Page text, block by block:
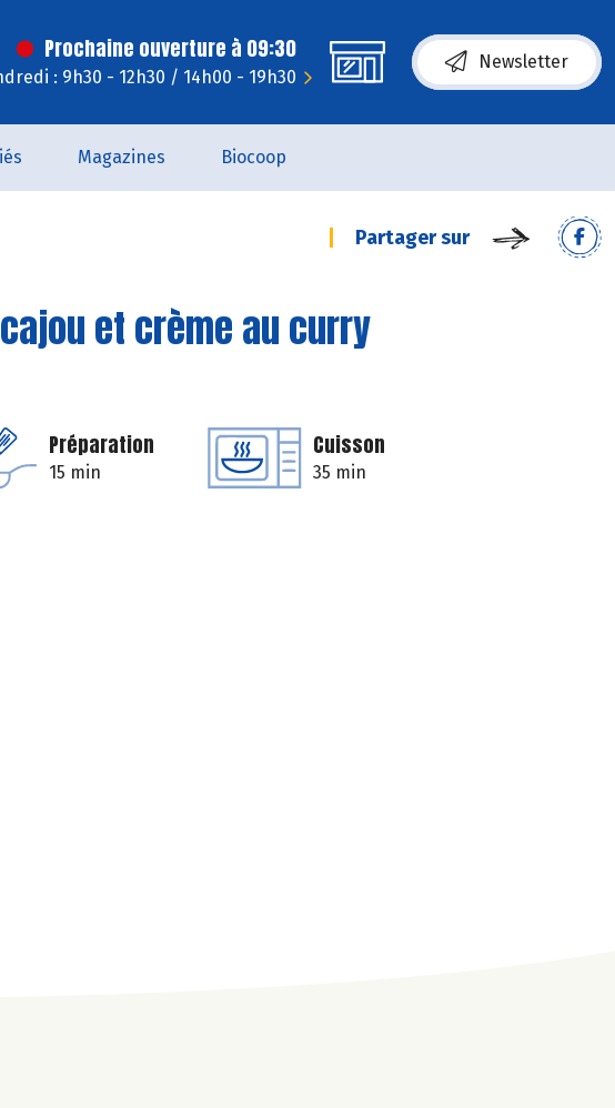
Prochaine ouverture à 09:30
: 9h30 - 12h30 / 14h00 - 19h30
Newsletter
Magazines Biocoop
Partager sur
et crème au curry
Préparation
15 min
Cuisson
35 min